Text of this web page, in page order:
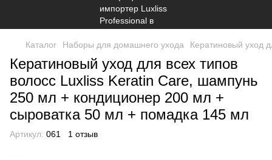
Каталог Наборы для домашнего ухода Кератиновый уход
Кератиновый уход для всех типов
волосс Luxliss Keratin Care, шампунь
250 мл + кондиционер 200 мл +
сыроватка 50 мл + помадка 145 мл
Артикул: 061 1 отзыв